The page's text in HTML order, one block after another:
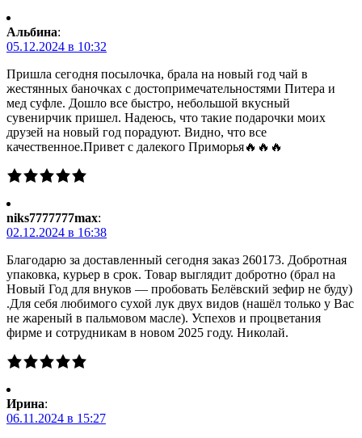
Альбина:
05.12.2024 в 10:32
Пришла сегодня посылочка, брала на новый год чай в
жестянных баночках с достопримечательностями Питера и
мед суфле. Дошло все быстро, небольшой вкусный
сувенирчик пришел. Надеюсь, что такие подарочки моих
друзей на новый год порадуют. Видно, что все
качественное.Привет с далекого Приморья🔥🔥🔥
niks7777777max:
02.12.2024 в 16:38
Благодарю за доставленный сегодня заказ 260173. Добротная
упаковка, курьер в срок. Товар выглядит добротно (брал на
Новый Год для внуков — пробовать Белёвский зефир не буду)
.Для себя любимого сухой лук двух видов (нашёл только у Вас
не жареный в пальмовом масле). Успехов и процветания
фирме и сотрудникам в новом 2025 году. Николай.
Ирина:
06.11.2024 в 15:27